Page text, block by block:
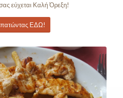
εύχεται Καλή Όρεξη!
πατώντας ΕΔΩ!